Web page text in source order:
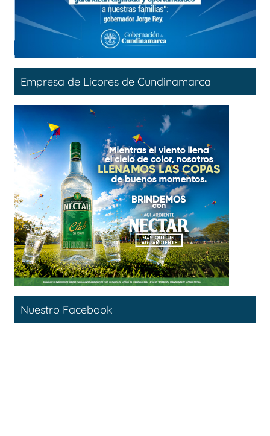
Empresa de Licores de Cundinamarca
Nuestro Facebook